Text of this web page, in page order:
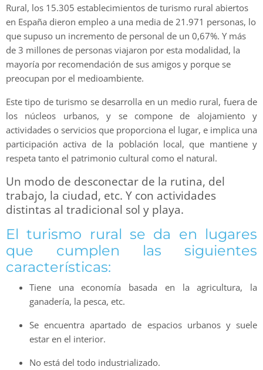
Rural, los 15.305 establecimientos de turismo rural abiertos
en España dieron empleo a una media de 21.971 personas, lo
que supuso un incremento de personal de un 0,67%. Y más
de 3 millones de personas viajaron por esta modalidad, la
mayoría por recomendación de sus amigos y porque se
preocupan por el medioambiente.
Este tipo de turismo se desarrolla en un medio rural, fuera de
los núcleos urbanos, y se compone de alojamiento y
actividades o servicios que proporciona el lugar, e implica una
participación activa de la población local, que mantiene y
respeta tanto el patrimonio cultural como el natural.
Un modo de desconectar de la rutina, del
trabajo, la ciudad, etc. Y con actividades
distintas al tradicional sol y playa.
El turismo rural se da en lugares
que cumplen las siguientes
características:
Tiene una economía basada en la agricultura, la
ganadería, la pesca, etc.
Se encuentra apartado de espacios urbanos y suele
estar en el interior.
No está del todo industrializado.